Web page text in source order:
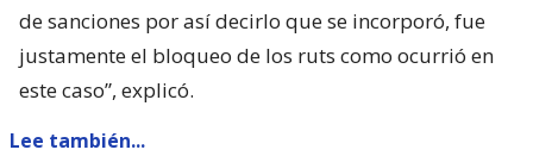
de sanciones por así decirlo que se incorporó, fue
justamente el bloqueo de los ruts como ocurrió en
este caso”, explicó.
Lee también...